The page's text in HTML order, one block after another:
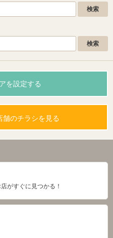
を設定する
舗のチラシを見る
がすぐに見つかる！